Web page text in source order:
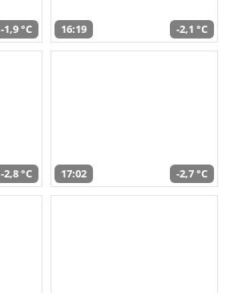
-1,9 °C 16:19 -2,1 °C
-2,8 °C 17:02 -2,7 °C